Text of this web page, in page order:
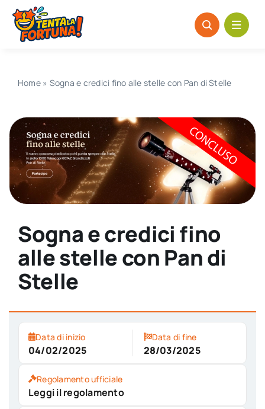
Salta
contenuto
Home» Sogna e credici fino alle stelle con Pan di Stelle
Sogna e credici fino
alle stelle con Pan di
Stelle
Data di inizio
04/02/2025
Data di fine
28/03/2025
Regolamento ufficiale
Leggi il regolamento